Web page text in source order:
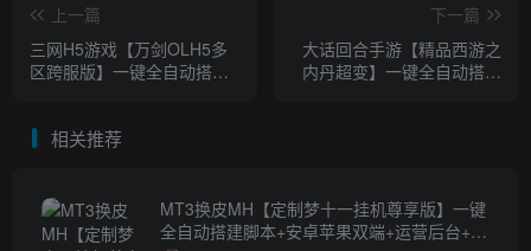
上一篇
三网H5游戏【万剑OLH5多
区跨服版】一键全自动搭建
下一篇
大话回合手游【精品西游之
内丹超变】一键全自动搭建
相关推荐
MT3换皮MH【定制梦十一挂机尊享版】一键
全自动搭建脚本+安卓苹果双端+运营后台+全